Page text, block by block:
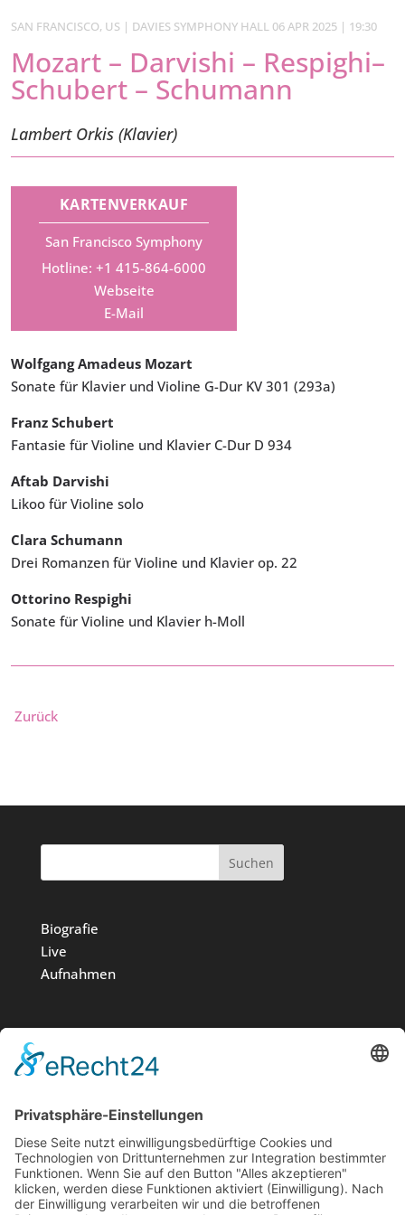
SAN FRANCISCO, US | DAVIES SYMPHONY HALL 06 APR 2025 | 19:30
Mozart – Darvishi – Respighi–
Schubert – Schumann
Lambert Orkis (Klavier)
KARTENVERKAUF
San Francisco Symphony
Hotline: +1 415-864-6000
Webseite
E-Mail
Wolfgang Amadeus Mozart
Sonate für Klavier und Violine G-Dur KV 301 (293a)
Franz Schubert
Fantasie für Violine und Klavier C-Dur D 934
Aftab Darvishi
Likoo für Violine solo
Clara Schumann
Drei Romanzen für Violine und Klavier op. 22
Ottorino Respighi
Sonate für Violine und Klavier h-Moll
Zurück
Suchen
Biografie
Live
Aufnahmen
Medien
News
Kontakt